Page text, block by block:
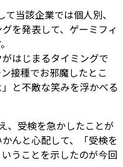
当該企業では個人別、
を発表して、ゲーミフィ
はじまるタイミングで
接種でお邪魔したとこ
と不敵な笑みを浮かべる
、受検を急かしたことが
んと心配して、「受検を
うことを示したのが今回